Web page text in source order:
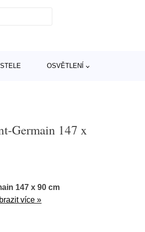
OSVĚTLENÍ
Germain 147 x
147 x 90 cm
více »